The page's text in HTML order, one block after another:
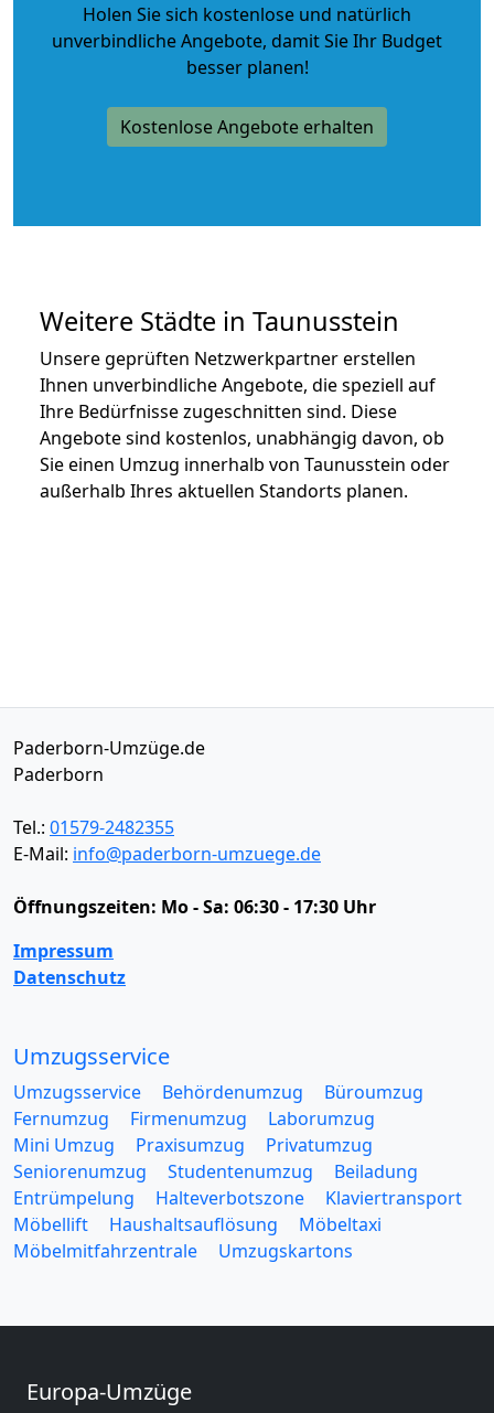
Holen Sie sich kostenlose und natürlich
unverbindliche Angebote, damit Sie Ihr Budget
besser planen!
Kostenlose Angebote erhalten
Weitere Städte in Taunusstein
Unsere geprüften Netzwerkpartner erstellen
Ihnen unverbindliche Angebote, die speziell auf
Ihre Bedürfnisse zugeschnitten sind. Diese
Angebote sind kostenlos, unabhängig davon, ob
Sie einen Umzug innerhalb von Taunusstein oder
außerhalb Ihres aktuellen Standorts planen.
Paderborn-Umzüge.de
Paderborn
Tel.: 01579-2482355
E-Mail: info@paderborn-umzuege.de
Öffnungszeiten: Mo - Sa: 06:30 - 17:30 Uhr
Impressum
Datenschutz
Umzugsservice
Umzugsservice Behördenumzug
Büroumzug
Fernumzug
Firmenumzug
Laborumzug
Mini Umzug
Praxisumzug
Privatumzug
Seniorenumzug
Studentenumzug
Beiladung
Entrümpelung
Halteverbotszone
Klaviertransport
Möbellift
Haushaltsauflösung
Möbeltaxi
Möbelmitfahrzentrale
Umzugskartons
Europa-Umzüge